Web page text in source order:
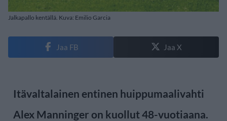
Jalkapallo kentällä. Kuva: Emilio Garcia
Jaa FB Jaa X
Itävaltalainen entinen huippumaalivahti
Alex Manninger on kuollut 48-vuotiaana.